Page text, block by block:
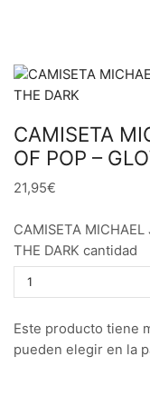
CAMISETA
OF POP –
21,95€
CAMISETA MICHAEL
THE DARK cantidad
Este producto tiene
pueden elegir en la